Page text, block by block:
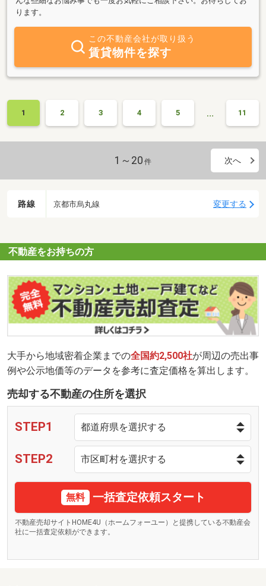
ります。
この不動産会社が取り扱う
賃貸物件を探す
1 2 3 4 5 … 11
1～20 件 次へ
路線 京都市烏丸線 変更する
不動産をお持ちの方
大手から地域密着企業までの全国約2,500社が周辺の売出事
例や公示地価等のデータを参考に査定価格を算出します。
売却する不動産の住所を選択
STEP1
STEP2
無料 一括査定依頼スタート
不動産売却サイトHOME4U（ホームフォーユー）と提携している不動産会
社に一括査定依頼ができます。